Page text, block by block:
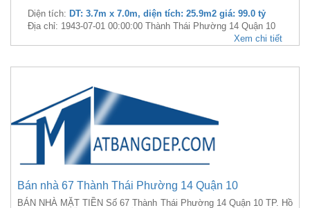
Diện tích: DT: 3.7m x 7.0m, diện tích: 25.9m2 giá: 99.0 tỷ
Địa chỉ: 1943-07-01 00:00:00 Thành Thái Phường 14 Quận 10
Xem chi tiết
Bán nhà 67 Thành Thái Phường 14 Quận 10
BÁN NHÀ MẶT TIỀN Số 67 Thành Thái Phường 14 Quận 10 TP. Hồ